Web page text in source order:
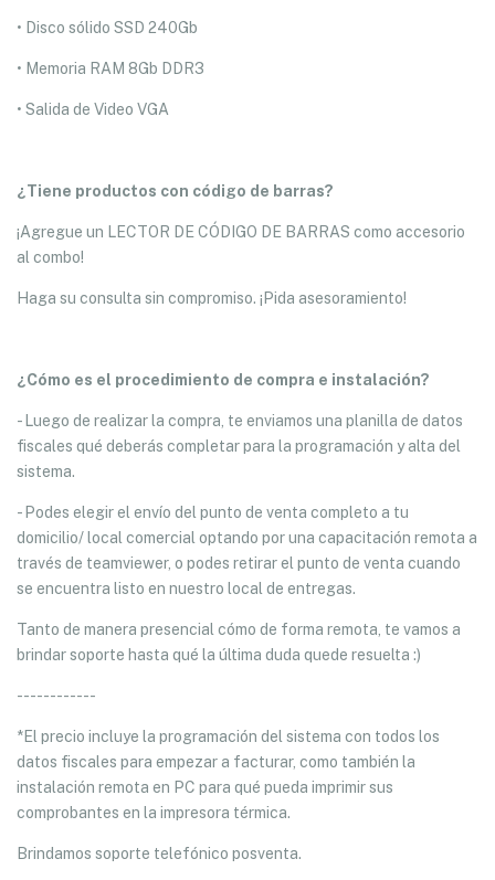
• Disco sólido SSD 240Gb
• Memoria RAM 8Gb DDR3
• Salida de Video VGA
¿Tiene productos con código de barras?
¡Agregue un LECTOR DE CÓDIGO DE BARRAS como accesorio
al combo!
Haga su consulta sin compromiso. ¡Pida asesoramiento!
¿Cómo es el procedimiento de compra e instalación?
- Luego de realizar la compra, te enviamos una planilla de datos
fiscales qué deberás completar para la programación y alta del
sistema.
- Podes elegir el envío del punto de venta completo a tu
domicilio/ local comercial optando por una capacitación remota a
través de teamviewer, o podes retirar el punto de venta cuando
se encuentra listo en nuestro local de entregas.
Tanto de manera presencial cómo de forma remota, te vamos a
brindar soporte hasta qué la última duda quede resuelta :)
------------
*El precio incluye la programación del sistema con todos los
datos fiscales para empezar a facturar, como también la
instalación remota en PC para qué pueda imprimir sus
comprobantes en la impresora térmica.
Brindamos soporte telefónico posventa.